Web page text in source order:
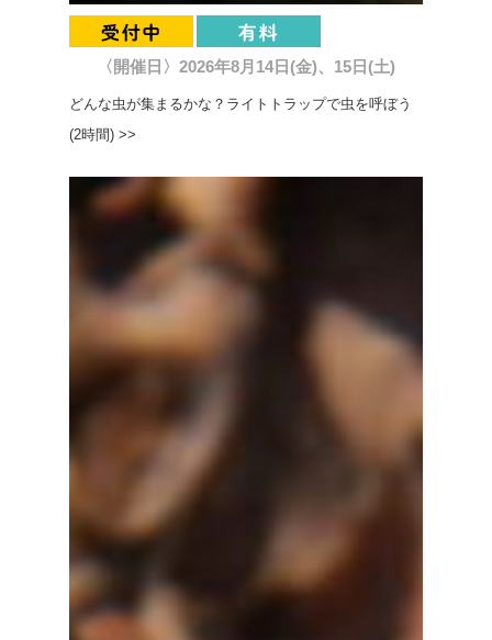
〈開催日〉2026年8月14日(金)、15日(土)
どんな虫が集まるかな？ライトトラップで虫を呼ぼう
(2時間) >>